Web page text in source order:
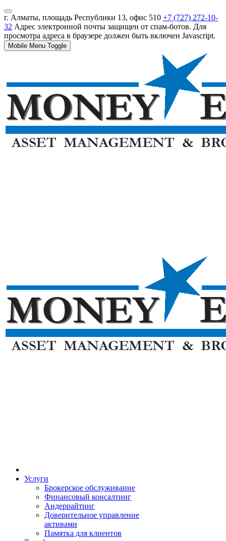
г. Алматы, площадь Республики 13, офис 510 +7 (727) 272-10-
32 Адрес электронной почты защищен от спам-ботов. Для
просмотра адреса в браузере должен быть включен Javascript.
Mobile Menu Toggle
Услуги
Брокерское обслуживание
Финансовый консалтинг
Андеррайтинг
Доверительное управление
активами
Памятка для клиентов